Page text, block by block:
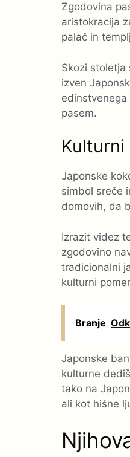
Zgodovina
aristokracija
palač in
Skozi stoletja
izven
pasem.
Kulturni
Japonske
simbol sreče
domovih, da
Izrazit videz
zgodovino
tradicionalni
kulturni
Branje
Japonske
kulturne
tako na
ali kot hišne